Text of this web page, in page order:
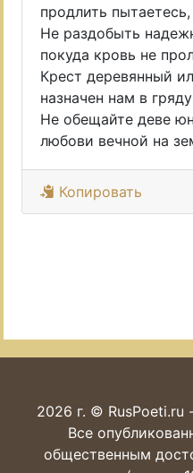
продлить
Не раздобыть
покуда кровь не
Крест деревянный
назначен нам в
Не обещайте деве
любови вечной на
Копировать
2026 г. © RusPoeti.ru
Все
общественным